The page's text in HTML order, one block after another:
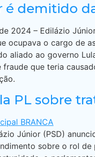
é demitido
2024 – Edilázio
ocupava o cargo de
aliado ao governo
que teria
PL sobre
Júnior (PSD)
sobre o rol